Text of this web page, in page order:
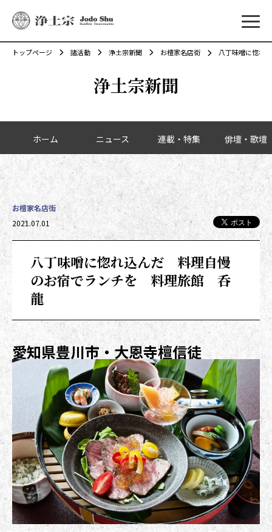
メ
浄土宗新聞
トップページ 諸活動 浄土宗新聞 お檀家名店街 八丁味噌に惚れ
カテゴリーナビゲーション
ホーム ニュース 連載・特集 俳壇・歌壇
八丁味噌に惚れ込んだ 料理自慢
のお宿でランチを 料理旅館 呑
龍
お檀家名店街
投稿日時
2021.07.01
愛知県豊川市・ 大恩寺檀信徒